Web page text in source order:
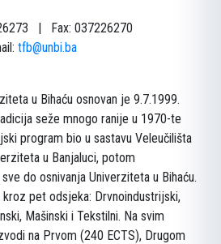
| Fax: 037226270
tfb@unbi.ba
u Bihaću osnovan je 9.7.1999.
seže mnogo ranije u 1970-te
program bio u sastavu Veleučilišta
u Banjaluci, potom
do osnivanja Univerziteta u Bihaću.
pet odsjeka: Drvnoindustrijski,
Mašinski i Tekstilni. Na svim
na Prvom (240 ECTS), Drugom